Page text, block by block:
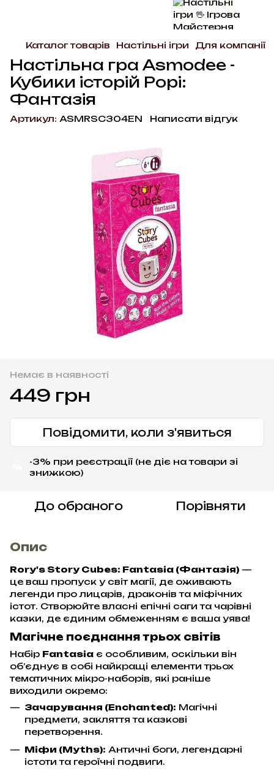
Каталог товарів Настільні ігри Для компанії
Настільна гра Asmodee -
Кубики історій Рорі:
Фантазія
Артикул: ASMRSC304EN Написати відгук
Немає в наявності
449 грн
Повідомити, коли з'явиться
-3% при реєстрації (не діє на товари зі
знижкою)
До обраного Порівняти
Опис
Rory's Story Cubes: Fantasia (Фантазія) —
це ваш пропуск у світ магії, де оживають
легенди про лицарів, драконів та міфічних
істот. Створюйте власні епічні саги та чарівні
казки, де єдиним обмеженням є ваша уява!
Магічне поєднання трьох світів
Набір Fantasia є особливим, оскільки він
об’єднує в собі найкращі елементи трьох
тематичних мікро-наборів, які раніше
виходили окремо:
Зачарування (Enchanted): Магічні
предмети, закляття та казкові
перетворення.
Міфи (Myths): Античні боги, легендарні
істоти та героїчні подвиги.